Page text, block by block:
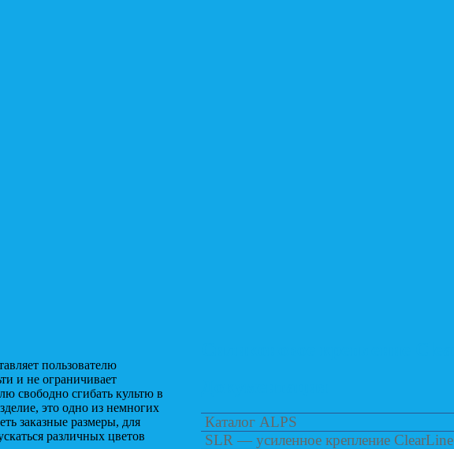
Каталог ALPS
SLR — усиленное крепление ClearLine
пользователю
и не ограничивает
свободно сгибать культю в
это одно из немногих
заказные размеры, для
различных цветов